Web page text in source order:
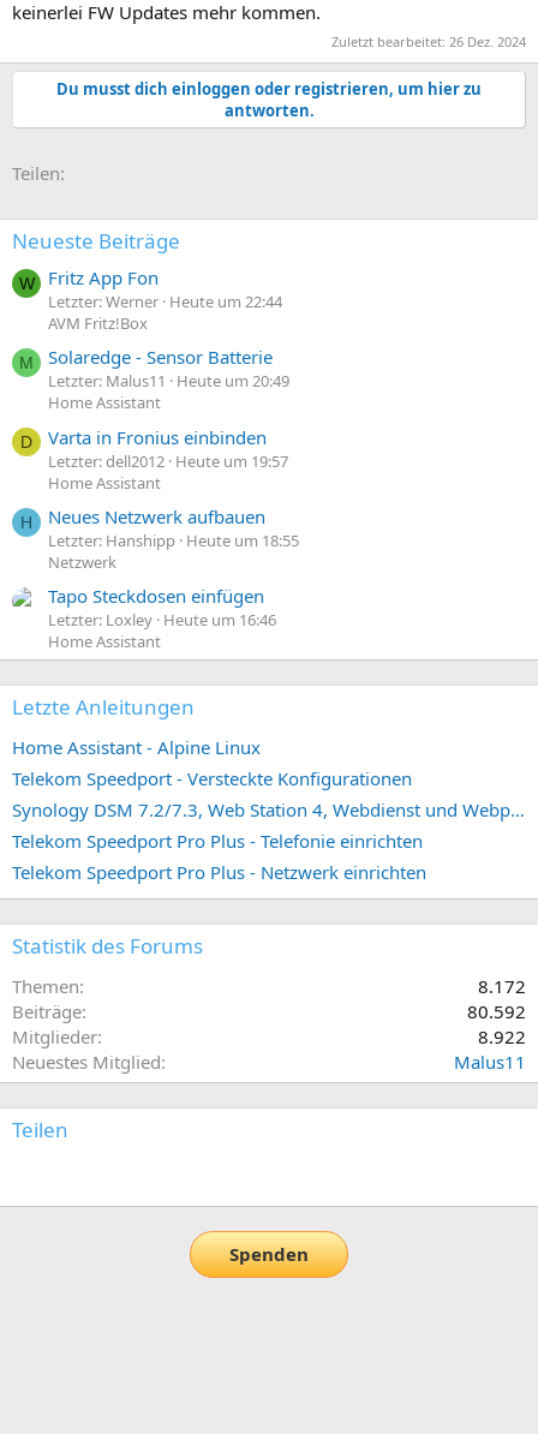
keinerlei FW Updates mehr kommen.
Zuletzt bearbeitet: 26 Dez. 2024
Du musst dich einloggen oder registrieren, um hier zu
antworten.
Teilen:
Neueste Beiträge
W Fritz App Fon
Letzter: Werner Heute um 22:44
AVM Fritz!Box
M Solaredge - Sensor Batterie
Letzter: Malus11
Heute um 20:49
Home Assistant
D Varta in Fronius einbinden
Letzter: dell2012 Heute um 19:57
Home Assistant
H Neues Netzwerk aufbauen
Letzter: Hanshipp Heute um 18:55
Netzwerk
Tapo Steckdosen einfügen
Letzter: Loxley Heute um 16:46
Home Assistant
Letzte Anleitungen
Home Assistant - Alpine Linux
Telekom Speedport - Versteckte Konfigurationen
Synology DSM 7.2/7.3, Web Station 4, Webdienst und Webportal erstellen (ehemals vHost)
Telekom Speedport Pro Plus - Telefonie einrichten
Telekom Speedport Pro Plus - Netzwerk einrichten
Statistik des Forums
Themen
8.172
Beiträge
80.592
Mitglieder
8.922
Neuestes Mitglied
Malus11
Teilen
Spenden